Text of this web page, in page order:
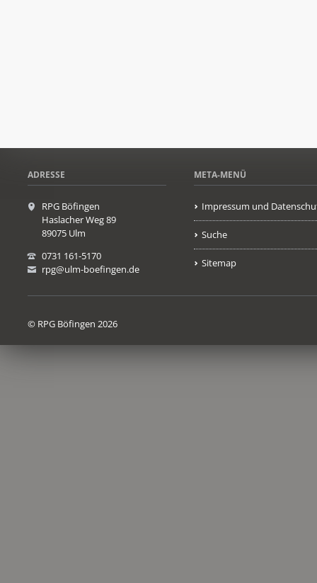
ADRESSE
RPG Böfingen
Haslacher Weg 89
89075 Ulm
0731 161-5170
rpg@ulm-boefingen.de
META-MENÜ
Impressum und
Suche
Sitemap
© RPG Böfingen 2026